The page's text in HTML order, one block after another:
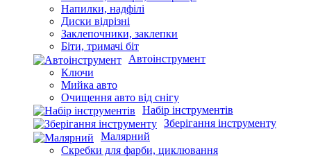
Лом
Леза, ножі
Молотки, сокири, топорища
Напилки, надфілі
Диски відрізні
Заклепочники, заклепки
Біти, тримачі біт
Автоінструмент
Ключи
Мийка авто
Очищення авто від снігу
Набір інструментів